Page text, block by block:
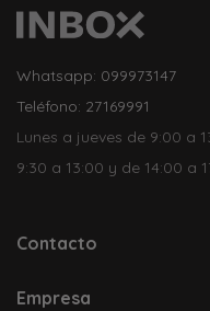
Whatsapp: 099973147
Teléfono: 27169991
Lunes a jueves de 9:00 a
9:30 a 13:00 y de 14:00 a
Contacto
Empresa